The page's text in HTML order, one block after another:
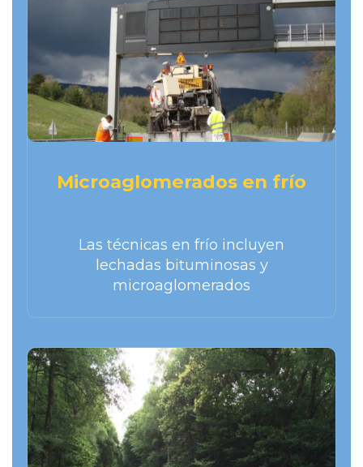
Microaglomerados en frío
Las técnicas en frío incluyen
lechadas bituminosas y
microaglomerados